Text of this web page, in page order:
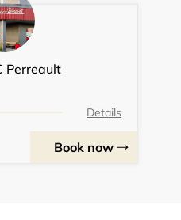
Perreault
Details
Book now